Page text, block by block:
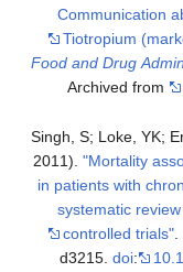
Communication
Tiotropium
Food and Drug
Archived from
Singh, S; Loke, YK;
2011)."Mortality
in patients with
systematic
controlled trials".
d3215.doi: